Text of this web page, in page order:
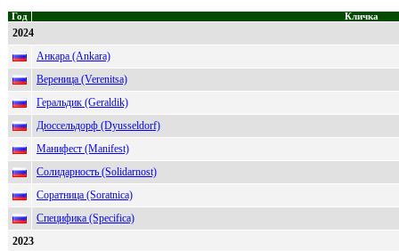
Год Кличка
2024
Анкара (Ankara)
Вереница (Verenitsa)
Геральдик (Geraldik)
Дюссельдорф (Dyusseldorf)
Манифест (Manifest)
Солидарность (Solidarnost)
Соратница (Soratnica)
Специфика (Specifica)
2023